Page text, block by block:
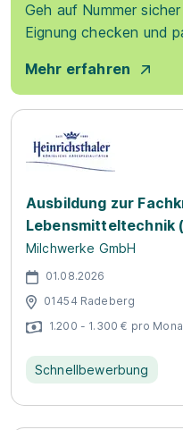
Geh auf Nummer
Eignung checken und
Mehr erfahren
Ausbildung zur
Lebensmitteltechnik
Milchwerke GmbH
01.08.2026
01454 Radeberg
1.200 - 1.300 € pro
Schnellbewerbung